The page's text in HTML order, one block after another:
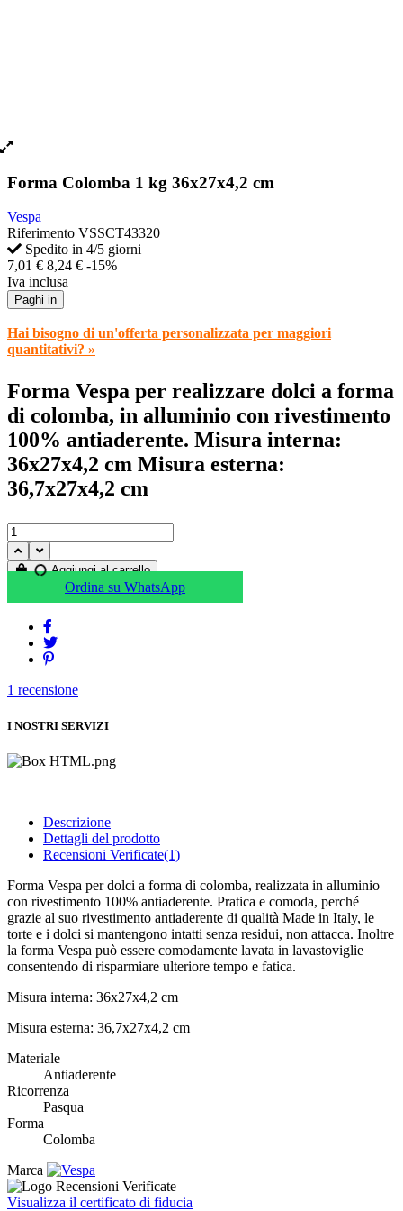
Forma Colomba 1 kg 36x27x4,2 cm
Vespa
Riferimento VSSCT43320
Spedito in 4/5 giorni
7,01 € 8,24 € -15%
Iva inclusa
Paghi in
Hai bisogno di un'offerta personalizzata per maggiori
quantitativi? »
Forma Vespa per realizzare dolci a forma
di colomba, in alluminio con rivestimento
100% antiaderente. Misura interna:
36x27x4,2 cm Misura esterna:
36,7x27x4,2 cm
Aggiungi al carrello
Ordina su WhatsApp
1 recensione
I NOSTRI SERVIZI
Descrizione
Dettagli del prodotto
Recensioni Verificate(1)
Forma Vespa per dolci a forma di colomba, realizzata in alluminio
con rivestimento 100% antiaderente. Pratica e comoda, perché
grazie al suo rivestimento antiaderente di qualità Made in Italy, le
torte e i dolci si mantengono intatti senza residui, non attacca. Inoltre
la forma Vespa può essere comodamente lavata in lavastoviglie
consentendo di risparmiare ulteriore tempo e fatica.
Misura interna: 36x27x4,2 cm
Misura esterna: 36,7x27x4,2 cm
Materiale
Antiaderente
Ricorrenza
Pasqua
Forma
Colomba
Marca
Visualizza il certificato di fiducia